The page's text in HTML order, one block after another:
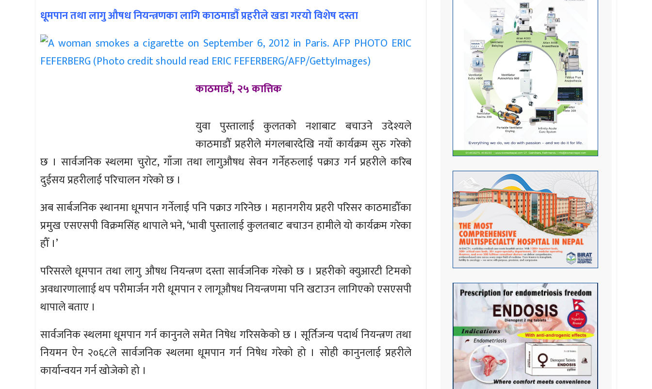
धूमपान तथा लागु औषध नियन्त्रणका लागि काठमाडौँ प्रहरीले खडा गरयो विशेष दस्ता
काठमाडौँ, २५ कात्तिक
युवा पुस्तालाई कुलतको नशाबाट बचाउने उदेश्यले
काठमाडौँ प्रहरीले मंगलबारदेखि नयाँ कार्यक्रम सुरु गरेको
छ । सार्वजनिक स्थलमा चुरोट, गाँजा तथा लागुऔषध सेवन गर्नेहरुलाई पक्राउ गर्न प्रहरीले करिब
दुईसय प्रहरीलाई परिचालन गरेको छ ।
अब सार्बजनिक स्थानमा धूमपान गर्नेलाई पनि पक्राउ गरिनेछ । महानगरीय प्रहरी परिसर काठमाडौँका
प्रमुख एसएसपी विक्रमसिंह थापाले भने, ‘भावी पुस्तालाई कुलतबाट बचाउन हामीले यो कार्यक्रम गरेका
हौँ ।’
परिसरले धूमपान तथा लागु औषध नियन्त्रण दस्ता सार्वजनिक गरेको छ । प्रहरीको क्युआरटी टिमको
अवधारणालााई थप परीमार्जन गरी धूमपान र लागूऔषध नियन्त्रणमा पनि खटाउन लागिएको एसएसपी
थापाले बताए ।
सार्वजनिक स्थलमा धूमपान गर्न कानुनले समेत निषेध गरिसकेको छ । सूर्तिजन्य पदार्थ नियन्त्रण तथा
नियमन ऐन २०६८ले सार्वजनिक स्थलमा धूमपान गर्न निषेध गरेको हो । सोही कानुनलाई प्रहरीले
कार्यान्वयन गर्न खोजेको हो ।